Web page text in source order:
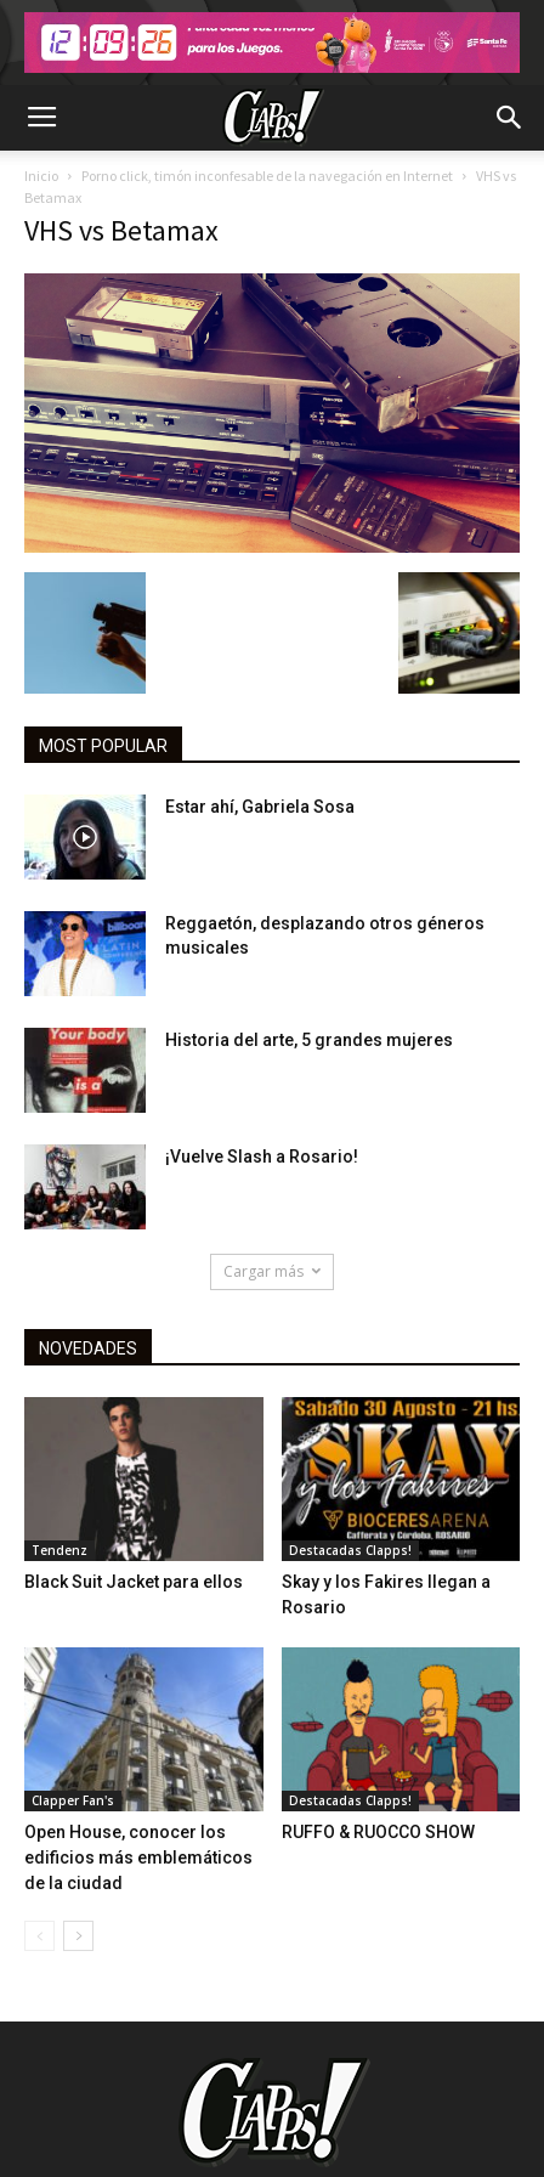
Inicio Porno click, timón inconfesable de la navegación en Internet
VHS vs
Betamax
VHS vs Betamax
MOST POPULAR
Estar ahí, Gabriela Sosa
Reggaetón, desplazando otros géneros
musicales
Historia del arte, 5 grandes mujeres
¡Vuelve Slash a Rosario!
Cargar más
NOVEDADES
Tendenz
Black Suit Jacket para ellos
Destacadas Clapps!
Skay y los Fakires llegan a
Rosario
Clapper Fan's
Open House, conocer los
edificios más emblemáticos
de la ciudad
Destacadas Clapps!
RUFFO & RUOCCO SHOW